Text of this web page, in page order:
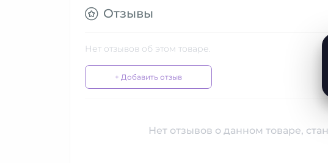
Отзывы
Нет отзывов об этом товаре.
+ Добавить отзыв
Нет отзывов о данном товаре,